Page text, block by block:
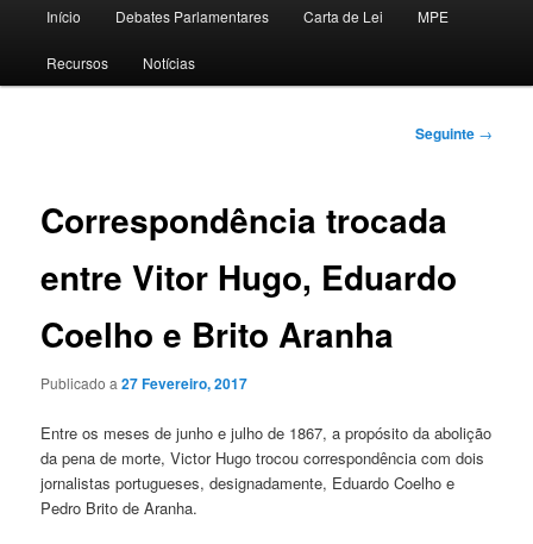
principal
Início Debates Parlamentares Carta de Lei MPE
Recursos Notícias
Navegação
Seguinte →
Correspondência trocada
entre Vitor Hugo, Eduardo
Coelho e Brito Aranha
Publicado a27 Fevereiro, 2017
Entre os meses de junho e julho de 1867, a propósito da abolição
da pena de morte, Victor Hugo trocou correspondência com dois
jornalistas portugueses, designadamente, Eduardo Coelho e
Pedro Brito de Aranha.